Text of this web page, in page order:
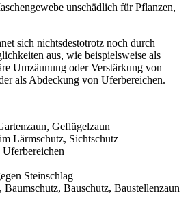
unschädlich für Pflanzen,
sich nichtsdestotrotz noch durch
aus, wie beispielsweise als
Umzäunung oder Verstärkung von
als Abdeckung von Uferbereichen.
Geflügelzaun
Lärmschutz, Sichtschutz
Steinschlag
Baumschutz, Bauschutz, Baustellenzaun